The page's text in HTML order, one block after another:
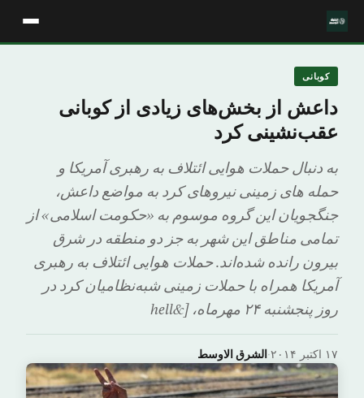
کوبانی
داعش از بخش‌های زیادی از کوبانی
عقب‌نشینی کرد
به دنبال حملات هوایی ائتلاف به رهبری آمریکا و
حمله های زمینی نیروهای کرد به مواضع داعش،
جنگجویان این گروه موسوم به «حکومت اسلامی» از
تمامی مناطق این شهر به جز دو منطقه در شرق
بیرون رانده شده‌اند. حملات هوایی ائتلاف به رهبری
آمریکا همراه با حملات زمینی شبه‌نظامیان کرد در
روز پنجشنبه ۲۴ مهرماه، [&hell
الشرق الاوسط· ۱۷ اکتبر ۲۰۱۴